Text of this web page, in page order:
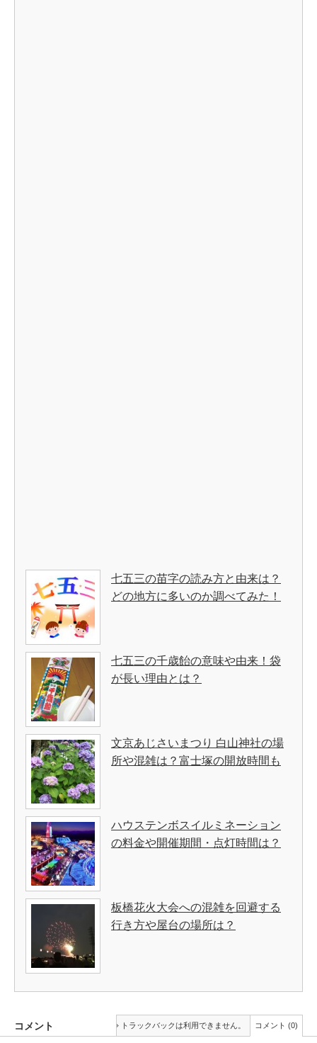
七五三の苗字の読み方と由来は？
どの地方に多いのか調べてみた！
七五三の千歳飴の意味や由来！袋
が長い理由とは？
文京あじさいまつり 白山神社の場
所や混雑は？富士塚の開放時間も
ハウステンボスイルミネーション
の料金や開催期間・点灯時間は？
板橋花火大会への混雑を回避する
行き方や屋台の場所は？
コメント トラックバックは利用できません。 コメント (0)